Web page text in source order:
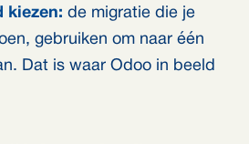
kiezen: de migratie die je
gebruiken om naar één
Dat is waar Odoo in beeld